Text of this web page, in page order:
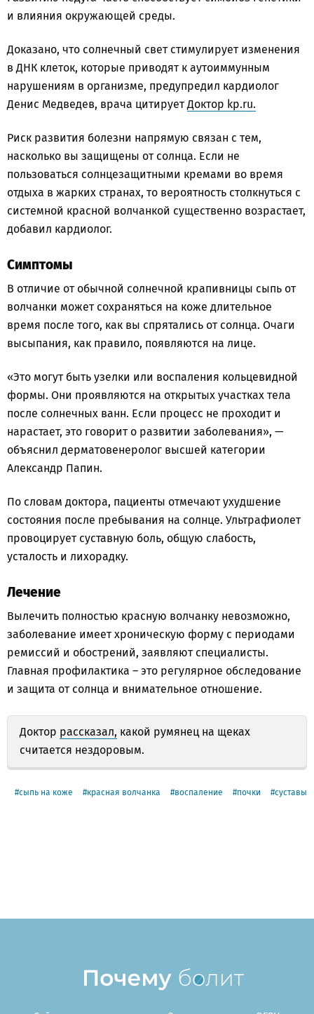
и влияния окружающей среды.
Доказано, что солнечный свет стимулирует изменения
в ДНК клеток, которые приводят к аутоиммунным
нарушениям в организме, предупредил кардиолог
Денис Медведев, врача цитируетДоктор kp.ru.
Риск развития болезни напрямую связан с тем,
насколько вы защищены от солнца. Если не
пользоваться солнцезащитными кремами во время
отдыха в жарких странах, то вероятность столкнуться с
системной красной волчанкой существенно возрастает,
добавил кардиолог.
Симптомы
В отличие от обычной солнечной крапивницы сыпь от
волчанки может сохраняться на коже длительное
время после того, как вы спрятались от солнца. Очаги
высыпания, как правило, появляются на лице.
«Это могут быть узелки или воспаления кольцевидной
формы. Они проявляются на открытых участках тела
после солнечных ванн. Если процесс не проходит и
нарастает, это говорит о развитии заболевания», —
объяснил дерматовенеролог высшей категории
Александр Папин.
По словам доктора, пациенты отмечают ухудшение
состояния после пребывания на солнце. Ультрафиолет
провоцирует суставную боль, общую слабость,
усталость и лихорадку.
Лечение
Вылечить полностью красную волчанку невозможно,
заболевание имеет хроническую форму с периодами
ремиссий и обострений, заявляют специалисты.
Главная профилактика – это регулярное обследование
и защита от солнца и внимательное отношение.
Доктор рассказал, какой румянец на щеках
считается нездоровым.
сыпь на коже красная волчанка воспаление почки суставы